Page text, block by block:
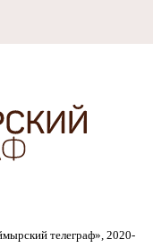
телеграф», 2020-